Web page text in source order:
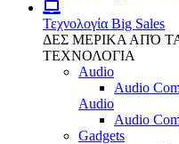
Τεχνολογία Big Sales
ΔΕΣ ΜΕΡΙΚΑ ΑΠΌ
ΤΕΧΝΟΛΟΓΙΑ
Audio
Audio
Audio
Audio
Gadgets